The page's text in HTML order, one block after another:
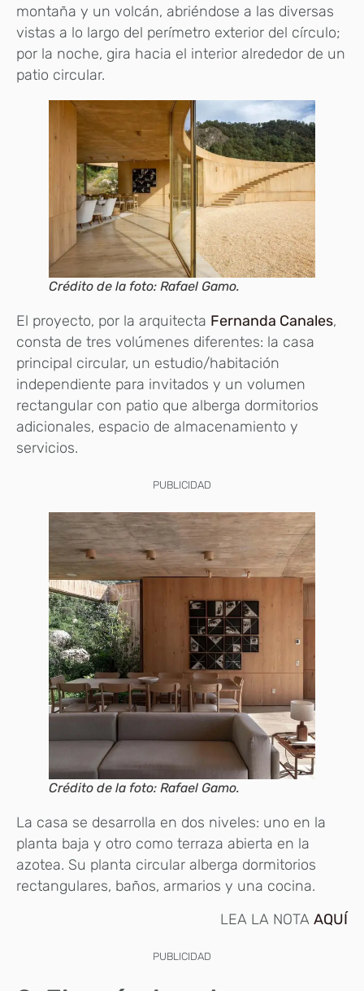
montaña y un volcán, abriéndose a las diversas
vistas a lo largo del perímetro exterior del círculo;
por la noche, gira hacia el interior alrededor de un
patio circular.
Crédito de la foto: Rafael Gamo.
El proyecto, por la arquitecta Fernanda Canales,
consta de tres volúmenes diferentes: la casa
principal circular, un estudio/habitación
independiente para invitados y un volumen
rectangular con patio que alberga dormitorios
adicionales, espacio de almacenamiento y
servicios.
PUBLICIDAD
Crédito de la foto: Rafael Gamo.
La casa se desarrolla en dos niveles: uno en la
planta baja y otro como terraza abierta en la
azotea. Su planta circular alberga dormitorios
rectangulares, baños, armarios y una cocina.
LEA LA NOTA AQUÍ
PUBLICIDAD